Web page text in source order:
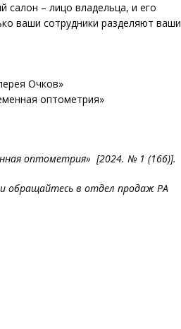
– лицо владельца, и его
ваши сотрудники разделяют ваши
Очков»
оптометрия»
оптометрия» [2024. № 1 (166)].
обращайтесь в отдел продаж РА